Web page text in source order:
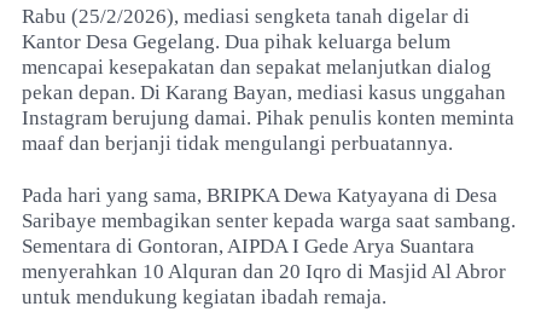
Rabu (25/2/2026), mediasi sengketa tanah digelar di
Kantor Desa Gegelang. Dua pihak keluarga belum
mencapai kesepakatan dan sepakat melanjutkan dialog
pekan depan. Di Karang Bayan, mediasi kasus unggahan
Instagram berujung damai. Pihak penulis konten meminta
maaf dan berjanji tidak mengulangi perbuatannya.
Pada hari yang sama, BRIPKA Dewa Katyayana di Desa
Saribaye membagikan senter kepada warga saat sambang.
Sementara di Gontoran, AIPDA I Gede Arya Suantara
menyerahkan 10 Alquran dan 20 Iqro di Masjid Al Abror
untuk mendukung kegiatan ibadah remaja.